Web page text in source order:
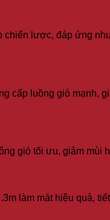
lược, đáp ứng
cấp luồng gió mạnh,
gió tối ưu, giảm
làm mát hiệu quả,